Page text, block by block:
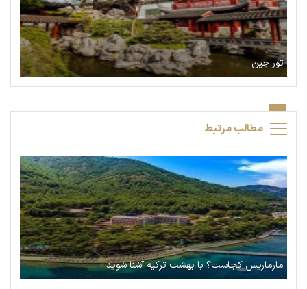
تور چین
مطالب مرتبط
مارماریس کجاست؟ با بهشت ترکیه آشنا شوید